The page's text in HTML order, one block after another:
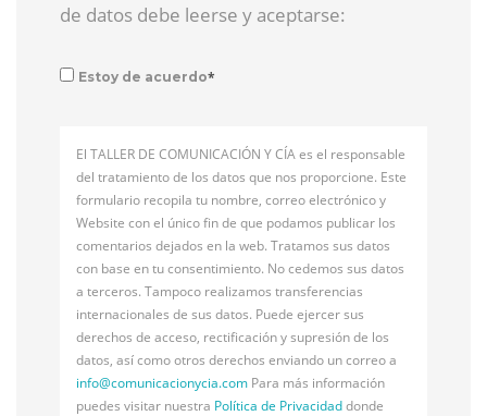
de datos debe leerse y aceptarse:
Estoy de acuerdo*
El TALLER DE COMUNICACIÓN Y CÍA es el responsable
del tratamiento de los datos que nos proporcione. Este
formulario recopila tu nombre, correo electrónico y
Website con el único fin de que podamos publicar los
comentarios dejados en la web. Tratamos sus datos
con base en tu consentimiento. No cedemos sus datos
a terceros. Tampoco realizamos transferencias
internacionales de sus datos. Puede ejercer sus
derechos de acceso, rectificación y supresión de los
datos, así como otros derechos enviando un correo a
info@comunicacionycia.com Para más información
puedes visitar nuestra Política de Privacidaddonde